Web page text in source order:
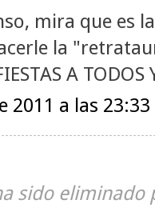
mira que es
la
A
2011 a las 23:33
sido eliminado